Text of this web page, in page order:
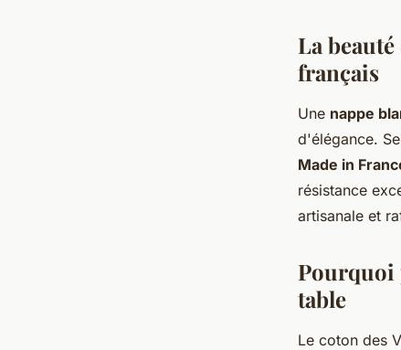
Transformez votre
nappe blanche en
La
français
Une nappe
d'élégance.
Made in
résistance
artisanale et
Pourquoi
table
Le coton des